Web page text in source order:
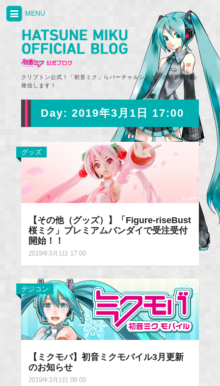
クリプトン公式！「初音ミク」らバーチャルシンガーの最新情報を
発信します！
MENU
Day: 2019年3月1日 17:00
グッズ
【その他（グッズ）】「Figure-riseBust
桜ミク」プレミアムバンダイで受注受付
開始！！
2019年3月1日 17:00
デジコン
【ミクモバ】初音ミクモバイル3月更新
のお知らせ
2019年3月1日 09:00